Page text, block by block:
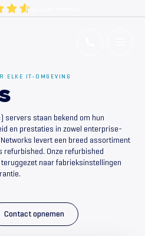
ELKE IT-OMGEVING
servers staan bekend om hun
en prestaties in zowel enterprise-
levert een breed assortiment
refurbished. Onze refurbished
naar fabrieksinstellingen
Contact opnemen